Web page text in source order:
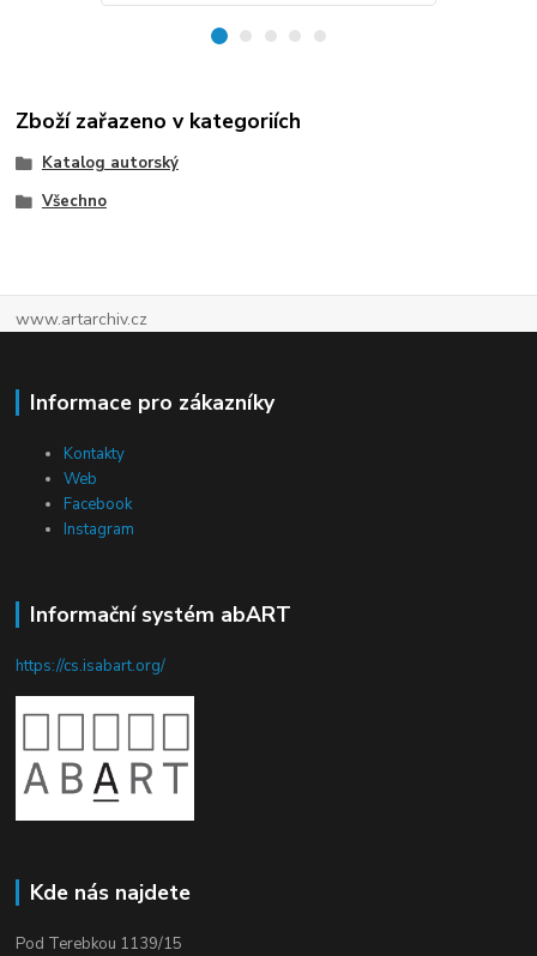
Zboží zařazeno v kategoriích
Katalog autorský
Všechno
www.artarchiv.cz
Informace pro zákazníky
Kontakty
Web
Facebook
Instagram
Informační systém abART
https://cs.isabart.org/
Kde nás najdete
Pod Terebkou 1139/15